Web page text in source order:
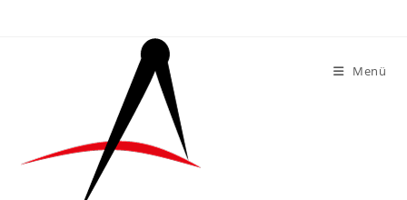
Menü